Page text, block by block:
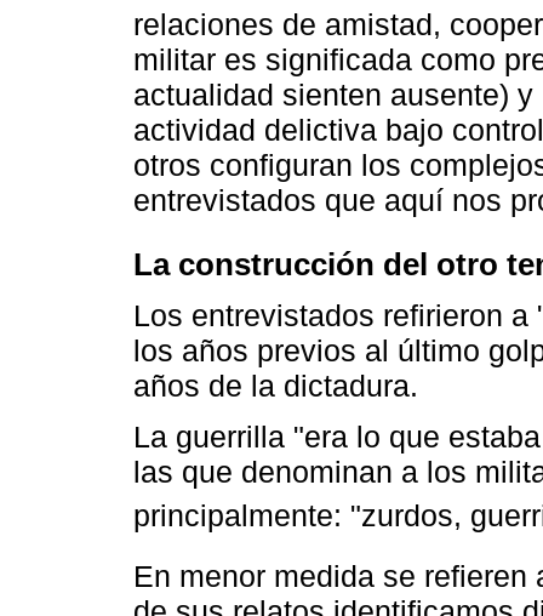
relaciones de amistad,
militar es significada como
actualidad sienten ausente)
actividad delictiva bajo
otros configuran los
entrevistados que aquí nos
La construcción del otro
Los entrevistados refirieron
los años previos al último
años de la dictadura.
La guerrilla "era lo que
las que denominan a los
principalmente: "zurdos,
En menor medida se